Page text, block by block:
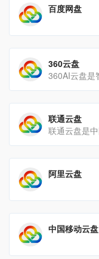
百度网盘
360云盘
联通云盘
阿里云盘
中国移动云盘